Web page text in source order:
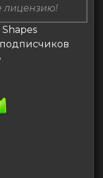
лицензию!
Shapes